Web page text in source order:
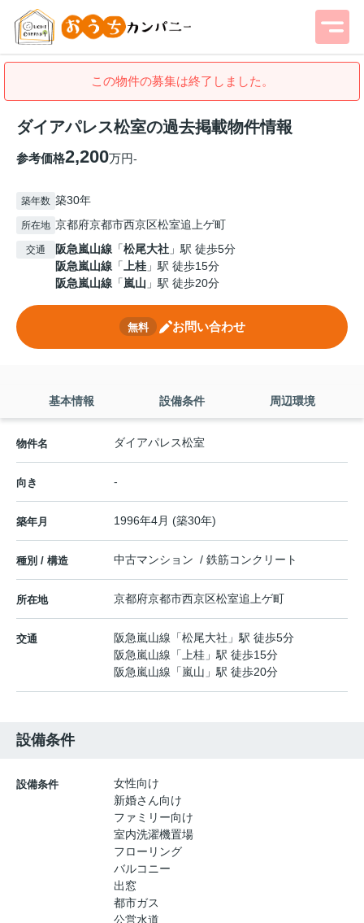
この物件の募集は終了しました。
ダイアパレス松室の過去掲載物件情報
参考価格2,200万円-
築年数 築30年
所在地 京都府京都市西京区松室追上ゲ町
交通 阪急嵐山線 「松尾大社 」駅 徒歩5分
阪急嵐山線 「 上桂 」駅 徒歩15分
阪急嵐山線 「嵐山 」駅 徒歩20分
無料 お問い合わせ
基本情報 設備条件 周辺環境
物件名 ダイアパレス松室
向き -
築年月 1996年4月 (築30年)
種別 / 構造 中古マンション / 鉄筋コンクリート
所在地 京都府京都市西京区松室追上ゲ町
交通 阪急嵐山線 「松尾大社 」駅 徒歩5分
阪急嵐山線 「 上桂 」駅 徒歩15分
阪急嵐山線 「嵐山 」駅 徒歩20分
設備条件
設備条件
女性向け
新婚さん向け
ファミリー向け
室内洗濯機置場
フローリング
バルコニー
出窓
都市ガス
公営水道